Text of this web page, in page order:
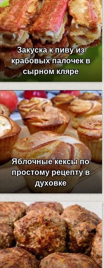
Закуска к пиву из
крабовых палочек в
сырном кляре
Яблочные кексы по
простому рецепту в
духовке